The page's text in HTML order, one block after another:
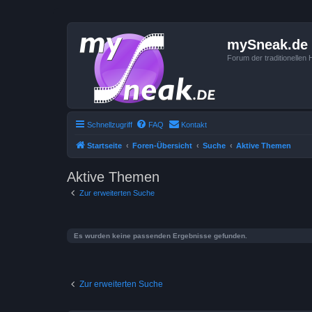
mySneak.de
Forum der traditionellen
Schnellzugriff FAQ Kontakt
Startseite Foren-Übersicht Suche Aktive Themen
Aktive Themen
Zur erweiterten Suche
Es wurden keine passenden Ergebnisse gefunden.
Zur erweiterten Suche